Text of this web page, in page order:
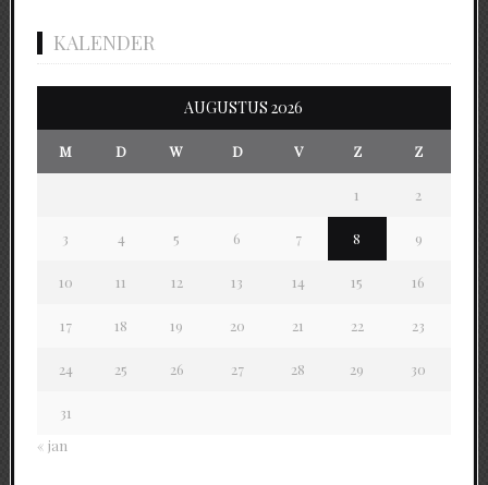
KALENDER
AUGUSTUS 2026
M D W D V Z Z
1 2
3 4 5 6 7 8 9
10 11 12 13 14 15 16
17 18 19 20 21 22 23
24 25 26 27 28 29 30
31
« jan